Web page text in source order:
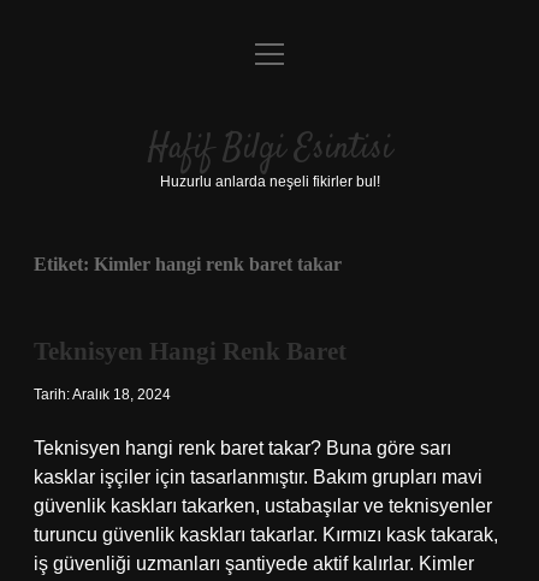
Anasayfa
Yasal Uyarı
menüyü
Hafif Bilgi Esintisi
Huzurlu anlarda neşeli fikirler bul!
Etiket: Kimler hangi renk baret takar
Teknisyen Hangi Renk Baret
Tarih: Aralık 18, 2024
Teknisyen hangi renk baret takar? Buna göre sarı
kasklar işçiler için tasarlanmıştır. Bakım grupları mavi
güvenlik kaskları takarken, ustabaşılar ve teknisyenler
turuncu güvenlik kaskları takarlar. Kırmızı kask takarak,
iş güvenliği uzmanları şantiyede aktif kalırlar. Kimler